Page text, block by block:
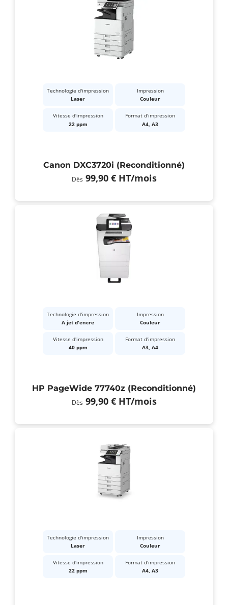
Technologie d'impression
Laser
Impression
Couleur
Vitesse d'impression
22 ppm
Format d'impression
A4, A3
Canon DXC3720i (Reconditionné)
Dès 99,90 € HT/mois
Technologie d'impression
A jet d'encre
Impression
Couleur
Vitesse d'impression
40 ppm
Format d'impression
A3, A4
HP PageWide 77740z (Reconditionné)
Dès 99,90 € HT/mois
Technologie d'impression
Laser
Impression
Couleur
Vitesse d'impression
22 ppm
Format d'impression
A4, A3